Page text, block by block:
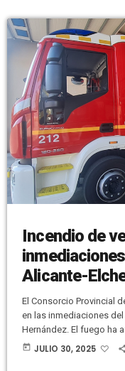
Incendio de
Alicante-
El Consorcio Provincial
en las inmediaciones
Hernández. El fuego ha
arbustos. Han recibido el
today JULIO 30, 2025